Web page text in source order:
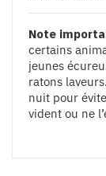
Note
certains
jeunes
ratons
nuit pour
vident ou ne